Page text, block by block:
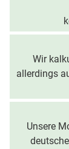
Wir
allerdings
Unsere